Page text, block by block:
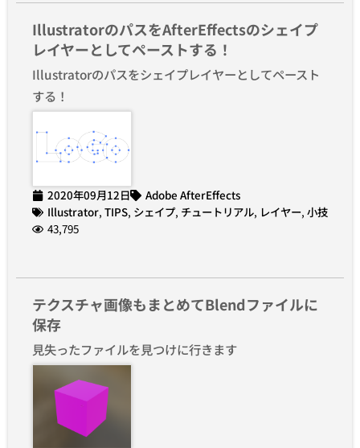
IllustratorのパスをAfterEffectsのシェイプ
レイヤーとしてペーストする！
Illustratorのパスをシェイプレイヤーとしてペースト
する！
2020年09月12日
Adobe AfterEffects
Illustrator, TIPS, シェイプ, チュートリアル, レイヤー, 小技
43,795
テクスチャ画像もまとめてBlendファイルに
保存
見失ったファイルを見つけに行きます